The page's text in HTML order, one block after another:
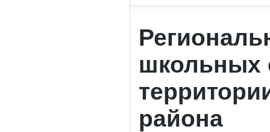
школьных
района